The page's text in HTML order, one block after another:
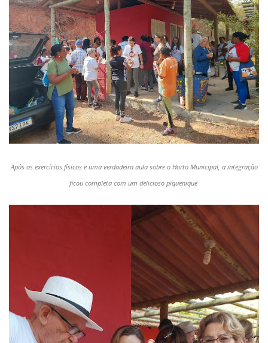
Após os exercícios físicos e uma verdadeira aula sobre o Horto Municipal, a integração
ficou completa com um delicioso piquenique